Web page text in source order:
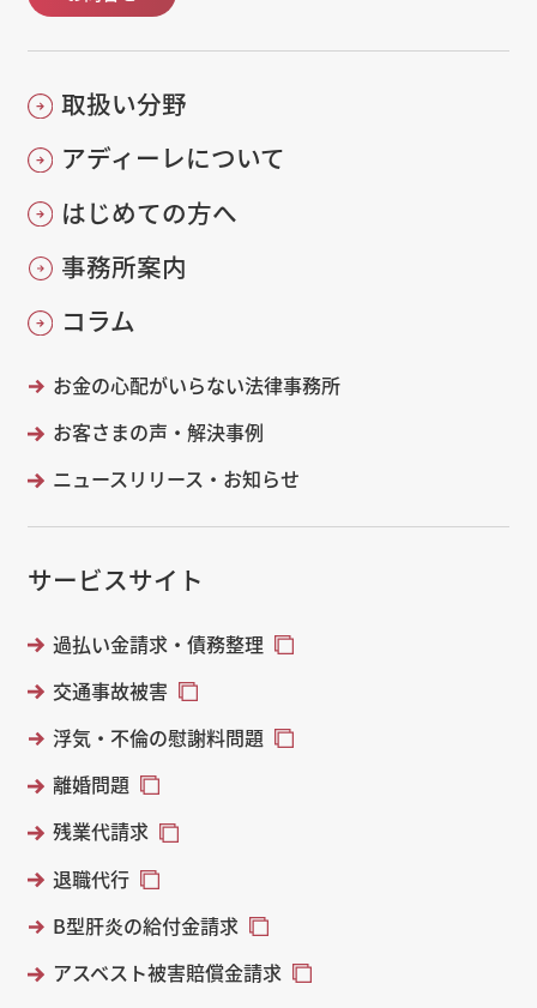
取扱い分野
アディーレについて
はじめての方へ
事務所案内
コラム
お金の心配がいらない法律事務所
お客さまの声・解決事例
ニュースリリース・お知らせ
サービスサイト
過払い金請求・債務整理
交通事故被害
浮気・不倫の慰謝料問題
離婚問題
残業代請求
退職代行
B型肝炎の給付金請求
アスベスト被害賠償金請求